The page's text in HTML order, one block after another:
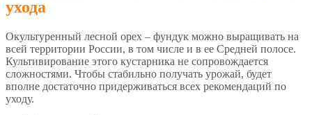
ухода
Окультуренный лесной орех – фундук можно выращивать на
всей территории России, в том числе и в ее Средней полосе.
Культивирование этого кустарника не сопровождается
сложностями. Чтобы стабильно получать урожай, будет
вполне достаточно придерживаться всех рекомендаций по
уходу.